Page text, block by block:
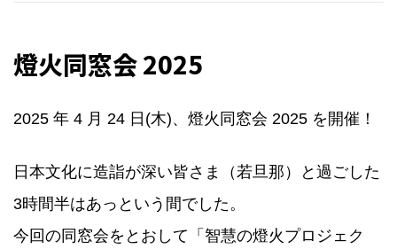
燈火同窓会 2025
2025 年 4 月 24 日(木)、燈火同窓会 2025 を開催！
日本文化に造詣が深い皆さま（若旦那）と過ごした
3時間半はあっという間でした。
今回の同窓会をとおして「智慧の燈火プロジェク